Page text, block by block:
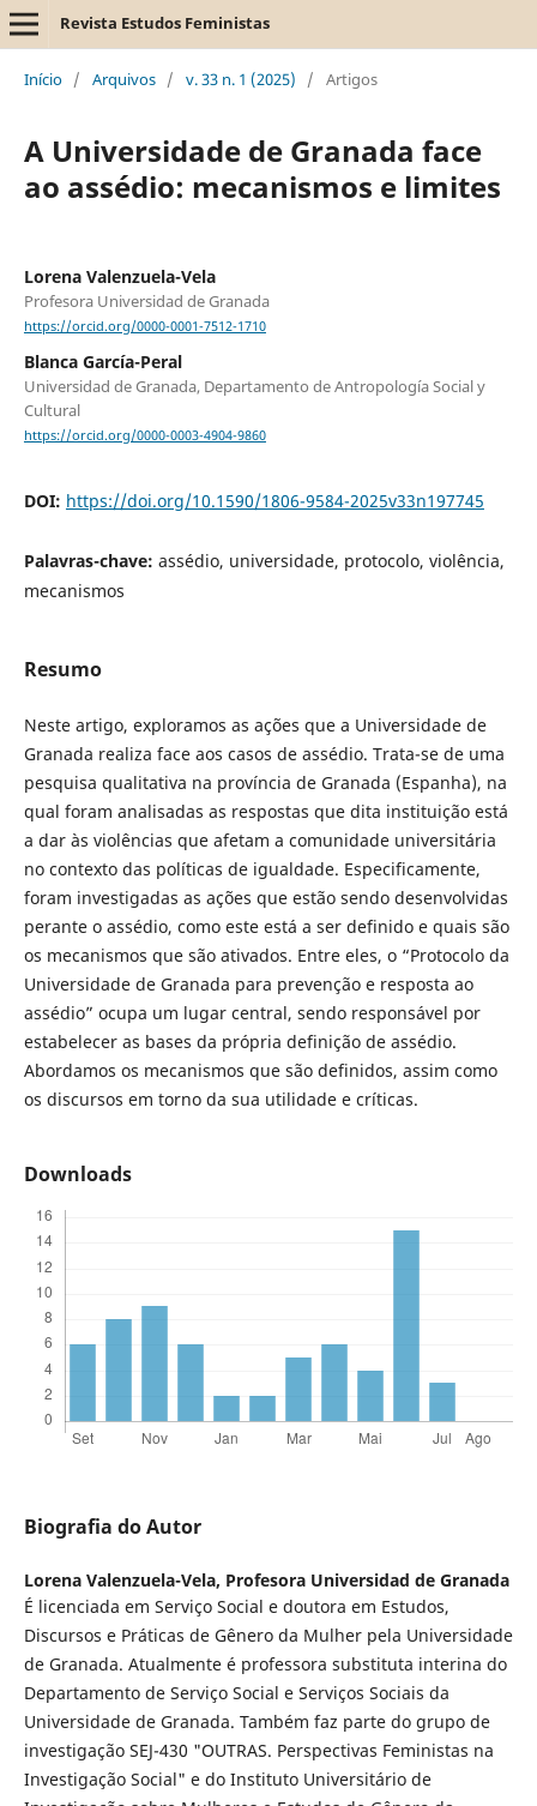
Revista Estudos Feministas
Início / Arquivos / v. 33 n. 1 (2025) / Artigos
A Universidade de Granada face
ao assédio: mecanismos e limites
Lorena Valenzuela-Vela
Profesora Universidad de Granada
https://orcid.org/0000-0001-7512-1710
Blanca García-Peral
Universidad de Granada, Departamento de Antropología Social y
Cultural
https://orcid.org/0000-0003-4904-9860
DOI: https://doi.org/10.1590/1806-9584-2025v33n197745
Palavras-chave: assédio, universidade, protocolo, violência,
mecanismos
Resumo
Neste artigo, exploramos as ações que a Universidade de
Granada realiza face aos casos de assédio. Trata-se de uma
pesquisa qualitativa na província de Granada (Espanha), na
qual foram analisadas as respostas que dita instituição está
a dar às violências que afetam a comunidade universitária
no contexto das políticas de igualdade. Especificamente,
foram investigadas as ações que estão sendo desenvolvidas
perante o assédio, como este está a ser definido e quais são
os mecanismos que são ativados. Entre eles, o “Protocolo da
Universidade de Granada para prevenção e resposta ao
assédio” ocupa um lugar central, sendo responsável por
estabelecer as bases da própria definição de assédio.
Abordamos os mecanismos que são definidos, assim como
os discursos em torno da sua utilidade e críticas.
Downloads
Biografia do Autor
Lorena Valenzuela-Vela, Profesora Universidad de Granada
É licenciada em Serviço Social e doutora em Estudos,
Discursos e Práticas de Gênero da Mulher pela Universidade
de Granada. Atualmente é professora substituta interina do
Departamento de Serviço Social e Serviços Sociais da
Universidade de Granada. Também faz parte do grupo de
investigação SEJ-430 "OUTRAS. Perspectivas Feministas na
Investigação Social" e do Instituto Universitário de